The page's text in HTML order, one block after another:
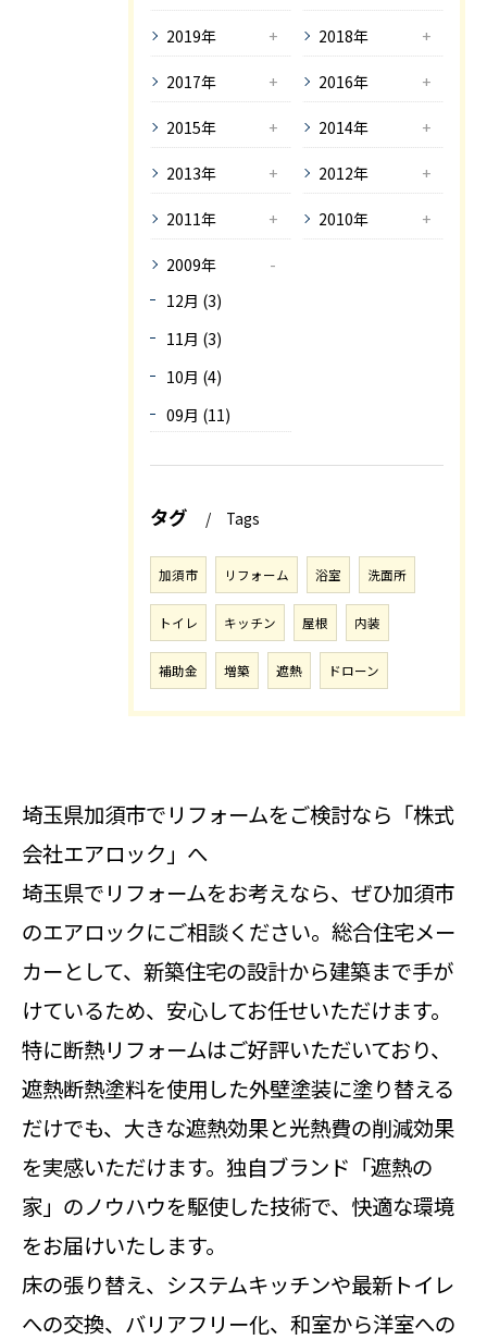
2019年 2018年
2017年 2016年
2015年 2014年
2013年 2012年
2011年 2010年
2009年
12月 (3)
11月 (3)
10月 (4)
09月 (11)
タグ Tags
加須市 リフォーム 浴室 洗面所
トイレ キッチン 屋根 内装
補助金 増築 遮熱 ドローン
埼玉県加須市でリフォームをご検討なら「株式
会社エアロック」へ
埼玉県でリフォームをお考えなら、ぜひ加須市
のエアロックにご相談ください。総合住宅メー
カーとして、新築住宅の設計から建築まで手が
けているため、安心してお任せいただけます。
特に断熱リフォームはご好評いただいており、
遮熱断熱塗料を使用した外壁塗装に塗り替える
だけでも、大きな遮熱効果と光熱費の削減効果
を実感いただけます。独自ブランド「遮熱の
家」のノウハウを駆使した技術で、快適な環境
をお届けいたします。
床の張り替え、システムキッチンや最新トイレ
への交換、バリアフリー化、和室から洋室への